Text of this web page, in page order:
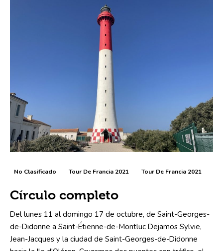
No Clasificado Tour De Francia 2021 Tour De Francia 2021
Círculo completo
Del lunes 11 al domingo 17 de octubre, de Saint-Georges-
de-Didonne a Saint-Étienne-de-Montluc Dejamos Sylvie,
Jean-Jacques y la ciudad de Saint-Georges-de-Didonne